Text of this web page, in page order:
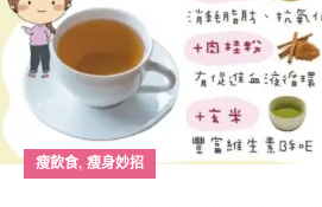
瘦飲食, 瘦身妙招